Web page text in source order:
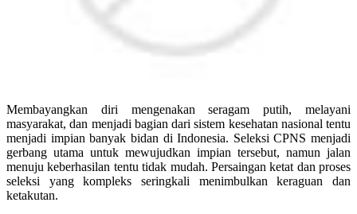
Membayangkan diri mengenakan seragam putih, melayani
masyarakat, dan menjadi bagian dari sistem kesehatan nasional tentu
menjadi impian banyak bidan di Indonesia. Seleksi CPNS menjadi
gerbang utama untuk mewujudkan impian tersebut, namun jalan
menuju keberhasilan tentu tidak mudah. Persaingan ketat dan proses
seleksi yang kompleks seringkali menimbulkan keraguan dan
ketakutan.